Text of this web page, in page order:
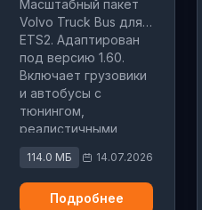
Масштабный пакет
Volvo Truck Bus для
ETS2. Адаптирован
под версию 1.60.
Включает грузовики
и автобусы с
тюнингом,
реалистичными
интерьерами и
звуками.
114.0 МБ 14.07.2026
Подробнее